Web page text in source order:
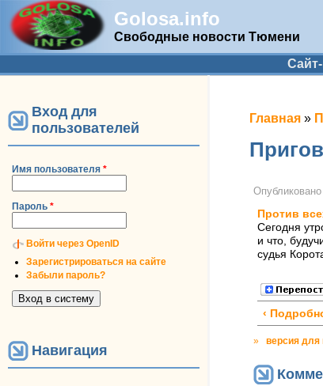
Golosa.info
Свободные новости Тюмени
Дополнительное меню
Вход для
пользователей
Имя пользователя *
Пароль *
Войти через OpenID
Зарегистрироваться на сайте
Забыли пароль?
Навигация
Вы
Главная »
Опубликовано
Против
Сегодня
и что,
судья
‹
» версия для